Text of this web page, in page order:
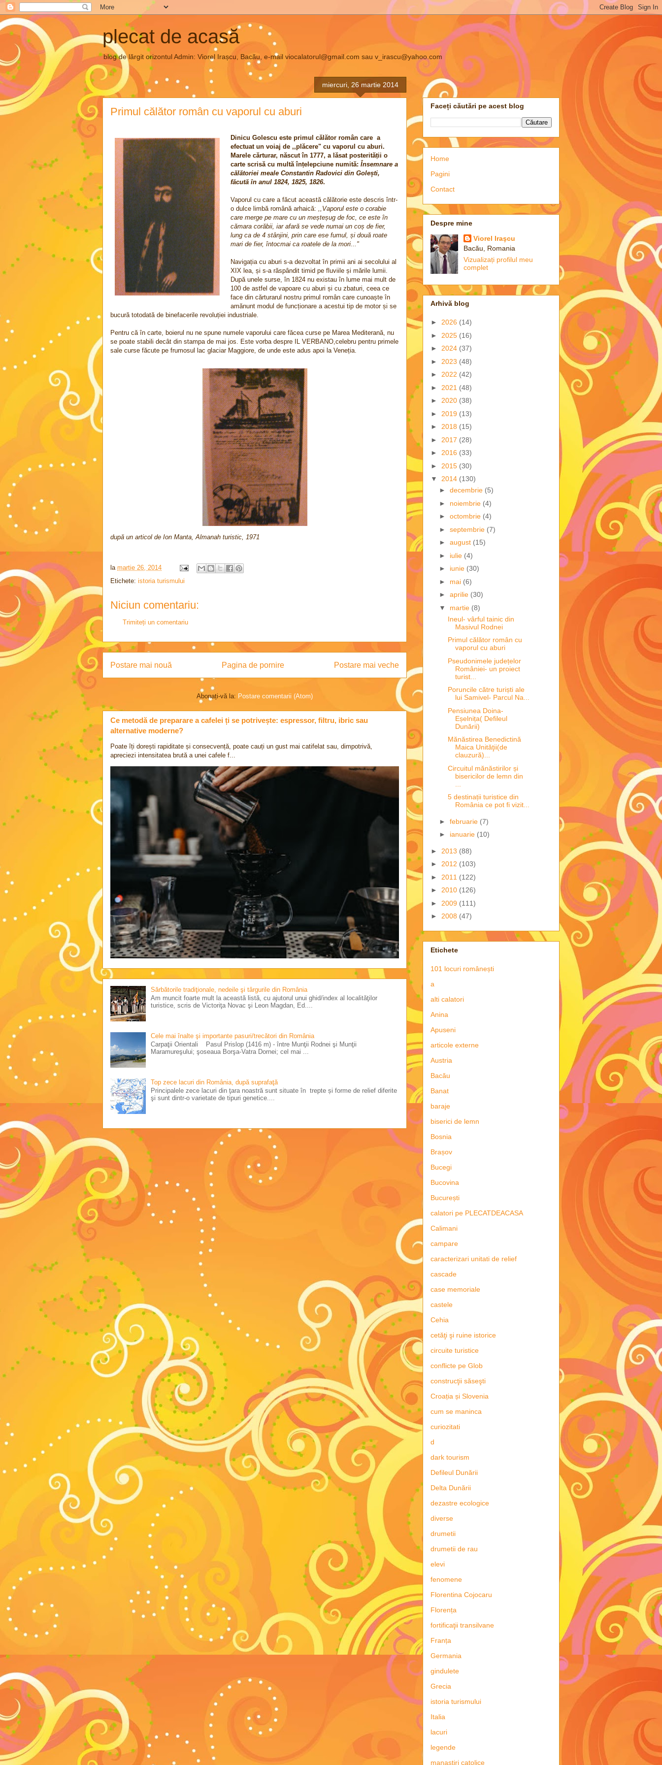
plecat de acasă
blog de lărgit orizontul Admin: Viorel Irașcu, Bacău, e-mail viocalatorul@gmail.com sau v_irascu@yahoo.com
miercuri, 26 martie 2014
Primul călător român cu vaporul cu aburi
Dinicu Golescu este primul călător român care a
efectuat un voiaj de ,,plăcere" cu vaporul cu aburi.
Marele cărturar, născut în 1777, a lăsat posterității o
carte scrisă cu multă înțelepciune numită: Însemnare a
călătoriei meale Constantin Radovici din Golești,
făcută în anul 1824, 1825, 1826.
Vaporul cu care a făcut această călătorie este descris într-
o dulce limbă română arhaică: ,,Vaporul este o corabie
care merge pe mare cu un meșteșug de foc, ce este în
cămara corăbii, iar afară se vede numai un coș de fier,
lung ca de 4 stânjini, prin care ese fumul, și două roate
mari de fier, întocmai ca roatele de la mori..."
Navigația cu aburi s-a dezvoltat în primii ani ai secolului al
XIX lea, și s-a răspândit timid pe fluviile și mările lumii.
După unele surse, în 1824 nu existau în lume mai mult de
100 de astfel de vapoare cu aburi și cu zbaturi, ceea ce
face din cărturarul nostru primul român care cunoaște în
amănunt modul de funcționare a acestui tip de motor și se
bucură totodată de binefacerile revoluției industriale.
Pentru că în carte, boierul nu ne spune numele vaporului care făcea curse pe Marea Mediterană, nu
se poate stabili decât din stampa de mai jos. Este vorba despre IL VERBANO,celebru pentru primele
sale curse făcute pe frumosul lac glaciar Maggiore, de unde este adus apoi la Veneția.
după un articol de Ion Manta, Almanah turistic, 1971
la martie 26, 2014
Etichete: istoria turismului
Niciun comentariu:
Trimiteți un comentariu
Postare mai nouă Postare mai veche
Pagina de pornire
Abonați-vă la: Postare comentarii (Atom)
Ce metodă de preparare a cafelei ți se potrivește: espressor, filtru, ibric sau
alternative moderne?
Poate îți dorești rapiditate și consecvență, poate cauți un gust mai catifelat sau, dimpotrivă,
apreciezi intensitatea brută a unei cafele f...
Sărbătorile tradiţionale, nedeile şi târgurile din România
Am muncit foarte mult la această listă, cu ajutorul unui ghid/index al localităţilor
turistice, scris de Victoriţa Novac şi Leon Magdan, Ed....
Cele mai înalte şi importante pasuri/trecători din România
Carpaţii Orientali Pasul Prislop (1416 m) - între Munţii Rodnei şi Munţii
Maramureşului; şoseaua Borşa-Vatra Dornei; cel mai ...
Top zece lacuri din România, după suprafaţă
Principalele zece lacuri din ţara noastră sunt situate în trepte și forme de relief diferite
şi sunt dintr-o varietate de tipuri genetice....
Faceți căutări pe acest blog
Home
Pagini
Contact
Despre mine
Viorel Iraşcu
Bacău, Romania
Vizualizați profilul meu
complet
Arhivă blog
► 2026 (14)
► 2025 (16)
► 2024 (37)
► 2023 (48)
► 2022 (42)
► 2021 (48)
► 2020 (38)
► 2019 (13)
► 2018 (15)
► 2017 (28)
► 2016 (33)
► 2015 (30)
▼ 2014 (130)
► decembrie (5)
► noiembrie (4)
► octombrie (4)
► septembrie (7)
► august (15)
► iulie (4)
► iunie (30)
► mai (6)
► aprilie (30)
▼ martie (8)
Ineul- vârful tainic din
Masivul Rodnei
Primul călător român cu
vaporul cu aburi
Pseudonimele județelor
României- un proiect
turist...
Poruncile către turiști ale
lui Samivel- Parcul Na...
Pensiunea Doina-
Eșelnița( Defileul
Dunării)
Mănăstirea Benedictină
Maica Unităţii(de
clauzură)...
Circuitul mănăstirilor și
bisericilor de lemn din
5 destinații turistice din
România ce pot fi vizit...
► februarie (7)
► ianuarie (10)
► 2013 (88)
► 2012 (103)
► 2011 (122)
► 2010 (126)
► 2009 (111)
► 2008 (47)
Etichete
101 locuri românești
a
alti calatori
Anina
Apuseni
articole externe
Austria
Bacău
Banat
baraje
biserici de lemn
Bosnia
Brașov
Bucegi
Bucovina
București
calatori pe PLECATDEACASA
Calimani
campare
caracterizari unitati de relief
cascade
case memoriale
castele
Cehia
cetăţi şi ruine istorice
circuite turistice
conflicte pe Glob
construcţii săseşti
Croația și Slovenia
cum se maninca
curiozitati
d
dark tourism
Defileul Dunării
Delta Dunării
dezastre ecologice
diverse
drumetii
drumetii de rau
elevi
fenomene
Florentina Cojocaru
Florența
fortificaţii transilvane
Franța
Germania
gindulete
Grecia
istoria turismului
Italia
lacuri
legende
manastiri catolice